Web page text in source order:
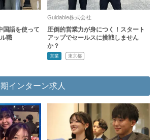
国語を使って
職
Guidable株式会社
圧倒的営業力が身につく！スタート
アップでセールスに挑戦しません
か？
営業 東京都
インターン求人